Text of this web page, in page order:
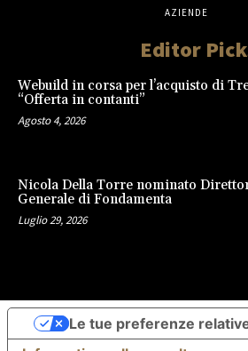
AZIENDE
Editor
Webuild in corsa per l’acquisto di
“Offerta in contanti”
Agosto 4, 2026
Nicola Della Torre nominato
Generale di Fondamenta
Luglio 29, 2026
Le tue preferenze